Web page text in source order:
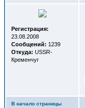
Регистрация:
23.08.2008
Сообщений: 1239
Откуда: USSR-
Кременчуг
В начало страницы